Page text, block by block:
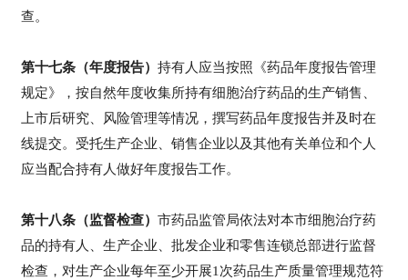
查。
第十七条（年度报告） 持有人应当按照《药品年度报告管理
规定》，按自然年度收集所持有细胞治疗药品的生产销售、
上市后研究、风险管理等情况，撰写药品年度报告并及时在
线提交。受托生产企业、销售企业以及其他有关单位和个人
应当配合持有人做好年度报告工作。
第十八条（监督检查） 市药品监管局依法对本市细胞治疗药
品的持有人、生产企业、批发企业和零售连锁总部进行监督
检查，对生产企业每年至少开展1次药品生产质量管理规范符